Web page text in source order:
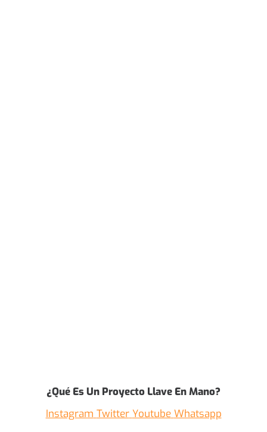
¿Qué Es Un Proyecto Llave En Mano?
Instagram Twitter Youtube Whatsapp